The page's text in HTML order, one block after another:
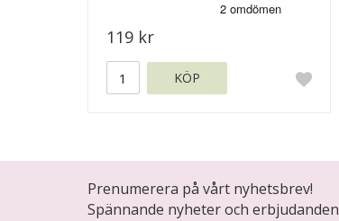
119 kr
KÖP
Prenumerera på vårt nyhetsbrev!
Spännande nyheter och erbjudanden